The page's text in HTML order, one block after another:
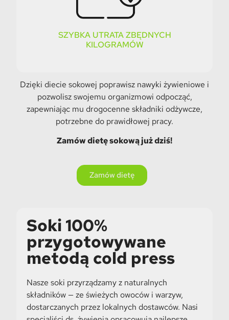
SZYBKA UTRATA ZBĘDNYCH
KILOGRAMÓW
Dzięki diecie sokowej poprawisz nawyki żywieniowe i
pozwolisz swojemu organizmowi odpocząć,
zapewniając mu drogocenne składniki odżywcze,
potrzebne do prawidłowej pracy.
Zamów dietę sokową już dziś!
Zamów dietę
Soki 100%
przygotowywane
metodą cold press
Nasze soki przyrządzamy z naturalnych
składników — ze świeżych owoców i warzyw,
dostarczanych przez lokalnych dostawców. Nasi